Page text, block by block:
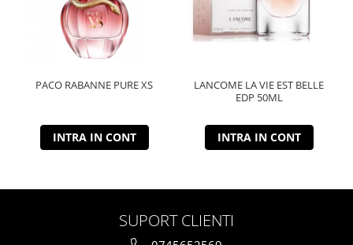
PACO RABANNE PURE XS
INTRA IN CONT
LANCOME LA VIE EST BELLE
EDP 50ML
INTRA IN CONT
SUPORT CLIENTI